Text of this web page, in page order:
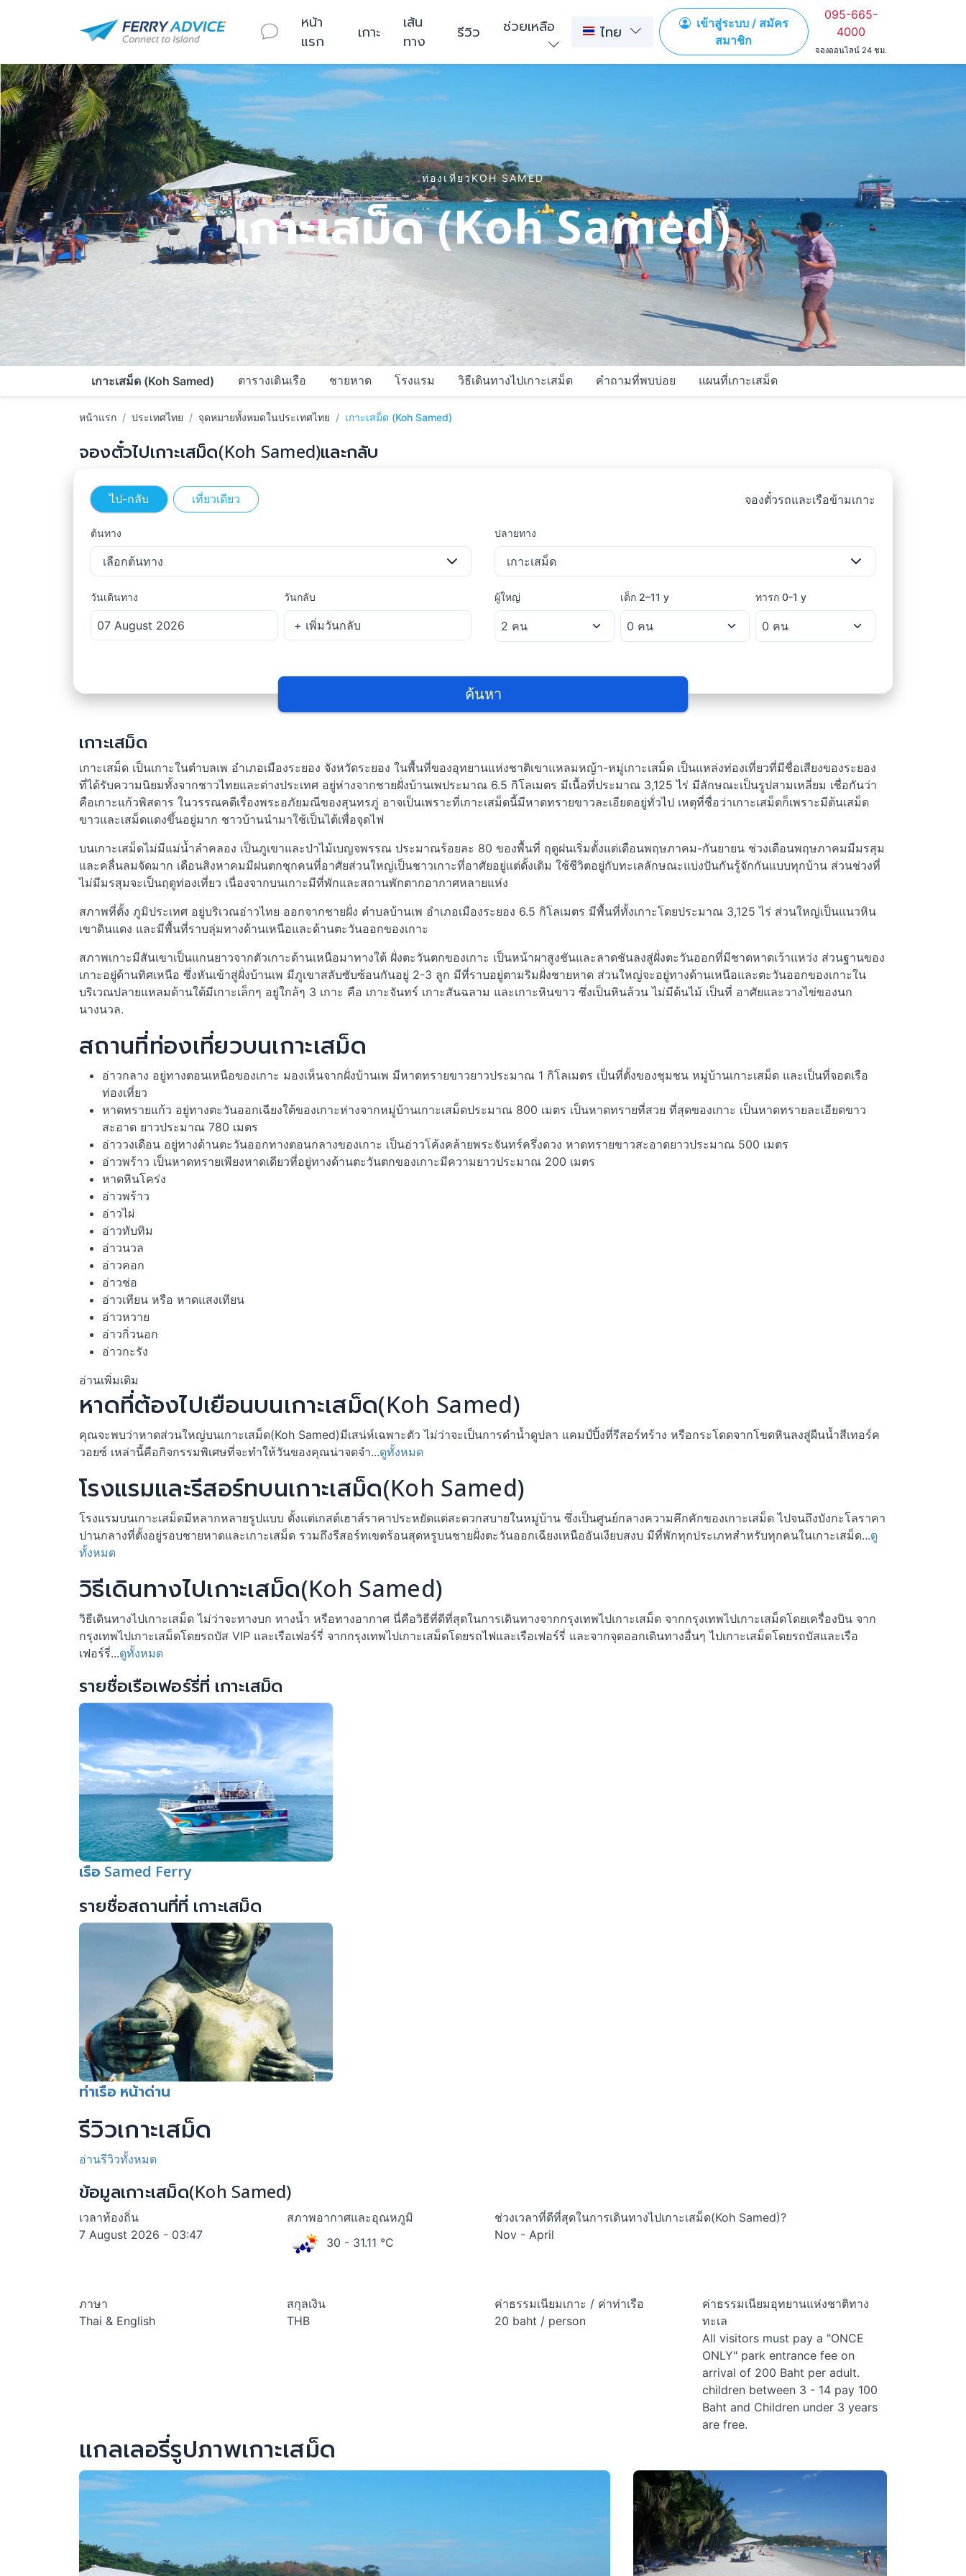
หน้า
แรก
เกาะ
เส้น
ทาง
รีวิว ช่วยเหลือ ไทย
เข้าสู่ระบบ / สมัคร
สมาชิก
095-665-
4000
จองออนไลน์ 24 ชม.
ท่องเที่ยวKOH SAMED
เกาะเสม็ด (Koh Samed)
เกาะเสม็ด (Koh Samed) ตารางเดินเรือ ชายหาด โรงแรม วิธีเดินทางไปเกาะเสม็ด คำถามที่พบบ่อย แผนที่เกาะเสม็ด
หน้าแรก ประเทศไทย จุดหมายทั้งหมดในประเทศไทย เกาะเสม็ด (Koh Samed)
จองตั๋วไปเกาะเสม็ด(Koh Samed)และกลับ
ไป-กลับ เที่ยวเดียว จองตั๋วรถและเรือข้ามเกาะ
ต้นทาง
เลือกต้นทาง
ปลายทาง
เกาะเสม็ด
วันเดินทาง วันกลับ ผู้ใหญ่ เด็ก 2–11 y ทารก 0-1 y
ค้นหา
เกาะเสม็ด
เกาะเสม็ด เป็นเกาะในตำบลเพ อำเภอเมืองระยอง จังหวัดระยอง ในพื้นที่ของอุทยานแห่งชาติเขาแหลมหญ้า-หมู่เกาะเสม็ด เป็นแหล่งท่องเที่ยวที่มีชื่อเสียงของระยอง
ที่ได้รับความนิยมทั้งจากชาวไทยและต่างประเทศ อยู่ห่างจากชายฝั่งบ้านเพประมาณ 6.5 กิโลเมตร มีเนื้อที่ประมาณ 3,125 ไร่ มีลักษณะเป็นรูปสามเหลี่ยม เชื่อกันว่า
คือเกาะแก้วพิสดาร ในวรรณคดีเรื่องพระอภัยมณีของสุนทรภู่ อาจเป็นเพราะที่เกาะเสม็ดนี้มีหาดทรายขาวละเอียดอยู่ทั่วไป เหตุที่ชื่อว่าเกาะเสม็ดก็เพราะมีต้นเสม็ด
ขาวและเสม็ดแดงขึ้นอยู่มาก ชาวบ้านนำมาใช้เป็นไต้เพื่อจุดไฟ
บนเกาะเสม็ดไม่มีแม่น้ำลำคลอง เป็นภูเขาและป่าไม้เบญจพรรณ ประมาณร้อยละ 80 ของพื้นที่ ฤดูฝนเริ่มตั้งแต่เดือนพฤษภาคม-กันยายน ช่วงเดือนพฤษภาคมมีมรสุม
และคลื่นลมจัดมาก เดือนสิงหาคมมีฝนตกชุกคนที่อาศัยส่วนใหญ่เป็นชาวเกาะที่อาศัยอยู่แต่ดั้งเดิม ใช้ชีวิตอยู่กับทะเลลักษณะแบ่งปันกันรู้จักกันแบบทุกบ้าน ส่วนช่วงที่
ไม่มีมรสุมจะเป็นฤดูท่องเที่ยว เนื่องจากบนเกาะมีที่พักและสถานพักตากอากาศหลายแห่ง
สภาพที่ตั้ง ภูมิประเทศ อยู่บริเวณอ่าวไทย ออกจากชายฝั่ง ตำบลบ้านเพ อำเภอเมืองระยอง 6.5 กิโลเมตร มีพื้นที่ทั้งเกาะโดยประมาณ 3,125 ไร่ ส่วนใหญ่เป็นแนวหิน
เขาดินแดง และมีพื้นที่ราบลุ่มทางด้านเหนือและด้านตะวันออกของเกาะ
สภาพเกาะมีสันเขาเป็นแกนยาวจากตัวเกาะด้านเหนือมาทางใต้ ฝั่งตะวันตกของเกาะ เป็นหน้าผาสูงชันและลาดชันลงสู่ฝั่งตะวันออกที่มีชาดหาดเว้าแหว่ง ส่วนฐานของ
เกาะอยู่ด้านทิศเหนือ ซึ่งหันเข้าสู่ฝั่งบ้านเพ มีภูเขาสลับซับซ้อนกันอยู่ 2-3 ลูก มีที่ราบอยู่ตามริมฝั่งชายหาด ส่วนใหญ่จะอยู่ทางด้านเหนือและตะวันออกของเกาะใน
บริเวณปลายแหลมด้านใต้มีเกาะเล็กๆ อยู่ใกล้ๆ 3 เกาะ คือ เกาะจันทร์ เกาะสันฉลาม และเกาะหินขาว ซึ่งเป็นหินล้วน ไม่มีต้นไม้ เป็นที่ อาศัยและวางไข่ของนก
นางนวล.
สถานที่ท่องเที่ยวบนเกาะเสม็ด
อ่าวกลาง อยู่ทางตอนเหนือของเกาะ มองเห็นจากฝั่งบ้านเพ มีหาดทรายขาวยาวประมาณ 1 กิโลเมตร เป็นที่ตั้งของชุมชน หมู่บ้านเกาะเสม็ด และเป็นที่จอดเรือ
ท่องเที่ยว
หาดทรายแก้ว อยู่ทางตะวันออกเฉียงใต้ของเกาะห่างจากหมู่บ้านเกาะเสม็ดประมาณ 800 เมตร เป็นหาดทรายที่สวย ที่สุดของเกาะ เป็นหาดทรายละเอียดขาว
สะอาด ยาวประมาณ 780 เมตร
อ่าววงเดือน อยู่ทางด้านตะวันออกทางตอนกลางของเกาะ เป็นอ่าวโค้งคล้ายพระจันทร์ครึ่งดวง หาดทรายขาวสะอาดยาวประมาณ 500 เมตร
อ่าวพร้าว เป็นหาดทรายเพียงหาดเดียวที่อยู่ทางด้านตะวันตกของเกาะมีความยาวประมาณ 200 เมตร
หาดหินโคร่ง
อ่าวพร้าว
อ่าวไผ่
อ่าวทับทิม
อ่าวนวล
อ่าวคอก
อ่าวช่อ
อ่าวเทียน หรือ หาดแสงเทียน
อ่าวหวาย
อ่าวกิ่วนอก
อ่าวกะรัง
อ่านเพิ่มเติม
หาดที่ต้องไปเยือนบนเกาะเสม็ด(Koh Samed)
คุณจะพบว่าหาดส่วนใหญ่บนเกาะเสม็ด(Koh Samed)มีเสน่ห์เฉพาะตัว ไม่ว่าจะเป็นการดำน้ำดูปลา แคมป์ปิ้งที่รีสอร์ทร้าง หรือกระโดดจากโขดหินลงสู่ผืนน้ำสีเทอร์ค
วอยซ์ เหล่านี้คือกิจกรรมพิเศษที่จะทำให้วันของคุณน่าจดจำ...ดูทั้งหมด
โรงแรมและรีสอร์ทบนเกาะเสม็ด(Koh Samed)
โรงแรมบนเกาะเสม็ดมีหลากหลายรูปแบบ ตั้งแต่เกสต์เฮาส์ราคาประหยัดแต่สะดวกสบายในหมู่บ้าน ซึ่งเป็นศูนย์กลางความคึกคักของเกาะเสม็ด ไปจนถึงบังกะโลราคา
ปานกลางที่ตั้งอยู่รอบชายหาดและเกาะเสม็ด รวมถึงรีสอร์ทเขตร้อนสุดหรูบนชายฝั่งตะวันออกเฉียงเหนืออันเงียบสงบ มีที่พักทุกประเภทสำหรับทุกคนในเกาะเสม็ด...ดู
ทั้งหมด
วิธีเดินทางไปเกาะเสม็ด(Koh Samed)
วิธีเดินทางไปเกาะเสม็ด ไม่ว่าจะทางบก ทางน้ำ หรือทางอากาศ นี่คือวิธีที่ดีที่สุดในการเดินทางจากกรุงเทพไปเกาะเสม็ด จากกรุงเทพไปเกาะเสม็ดโดยเครื่องบิน จาก
กรุงเทพไปเกาะเสม็ดโดยรถบัส VIP และเรือเฟอร์รี่ จากกรุงเทพไปเกาะเสม็ดโดยรถไฟและเรือเฟอร์รี่ และจากจุดออกเดินทางอื่นๆ ไปเกาะเสม็ดโดยรถบัสและเรือ
เฟอร์รี่...ดูทั้งหมด
รายชื่อเรือเฟอร์รี่ที่ เกาะเสม็ด
เรือ Samed Ferry
รายชื่อสถานที่ที่ เกาะเสม็ด
ท่าเรือ หน้าด่าน
รีวิวเกาะเสม็ด
อ่านรีวิวทั้งหมด
ข้อมูลเกาะเสม็ด(Koh Samed)
เวลาท้องถิ่น
7 August 2026 - 03:47
สภาพอากาศและอุณหภูมิ
30 - 31.11 °C
ช่วงเวลาที่ดีที่สุดในการเดินทางไปเกาะเสม็ด(Koh Samed)?
Nov - April
ภาษา
Thai & English
สกุลเงิน
THB
ค่าธรรมเนียมเกาะ / ค่าท่าเรือ
20 baht / person
ค่าธรรมเนียมอุทยานแห่งชาติทาง
ทะเล
All visitors must pay a "ONCE
ONLY" park entrance fee on
arrival of 200 Baht per adult.
children between 3 - 14 pay 100
Baht and Children under 3 years
are free.
แกลเลอรี่รูปภาพเกาะเสม็ด